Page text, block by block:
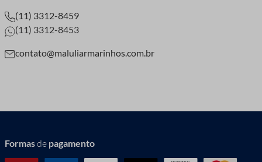
(11) 3312-8459
(11) 3312-8453
contato@maluliarmarinhos.com.br
Formasde pagamento